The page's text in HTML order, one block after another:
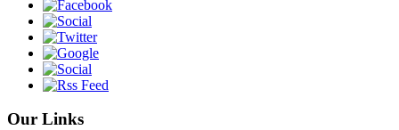
Our Links